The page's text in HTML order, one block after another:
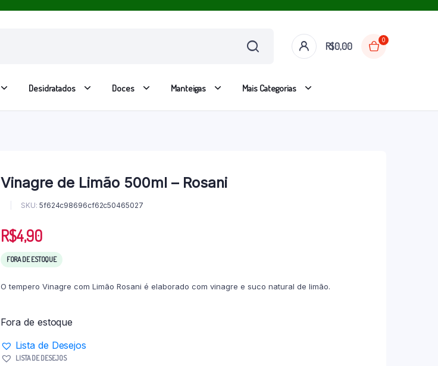
R$0,00
0
Desidratados Doces Manteigas Mais Categorias
Vinagre de Limão 500ml – Rosani
SKU: 5f624c98696cf62c50465027
R$4,90
FORA DE ESTOQUE
O tempero Vinagre com Limão Rosani é elaborado com vinagre e suco natural de limão.
Fora de estoque
Lista de Desejos
LISTA DE DESEJOS